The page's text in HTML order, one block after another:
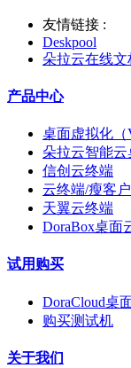
友情链接 :
Deskpool
朵拉云在线文
产品中心
桌面虚拟化（
朵拉云智能云
信创云终端
云终端/瘦客
天翼云终端
DoraBox桌面
试用购买
DoraCloud桌
购买测试机
关于我们